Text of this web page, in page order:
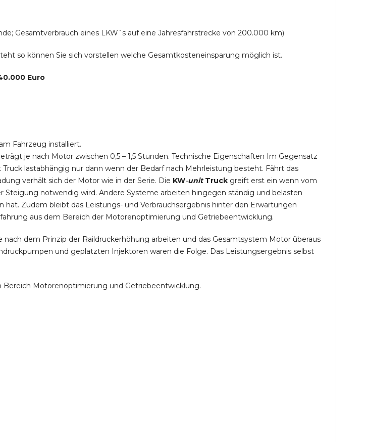
Gesamtverbrauch eines LKW`s auf eine Jahresfahrstrecke von 200.000 km)
so können Sie sich vorstellen welche Gesamtkosteneinsparung möglich ist.
Euro
Fahrzeug installiert.
je nach Motor zwischen 0,5 – 1,5 Stunden. Technische Eigenschaften Im Gegensatz
lastabhängig nur dann wenn der Bedarf nach Mehrleistung besteht. Fährt das
verhält sich der Motor wie in der Serie. Die KW-unit Truck greift erst ein wenn vom
notwendig wird. Andere Systeme arbeiten hingegen ständig und belasten
Zudem bleibt das Leistungs- und Verbrauchsergebnis hinter den Erwartungen
aus dem Bereich der Motorenoptimierung und Getriebeentwicklung.
dem Prinzip der Raildruckerhöhung arbeiten und das Gesamtsystem Motor überaus
und geplatzten Injektoren waren die Folge. Das Leistungsergebnis selbst
Bereich Motorenoptimierung und Getriebeentwicklung.